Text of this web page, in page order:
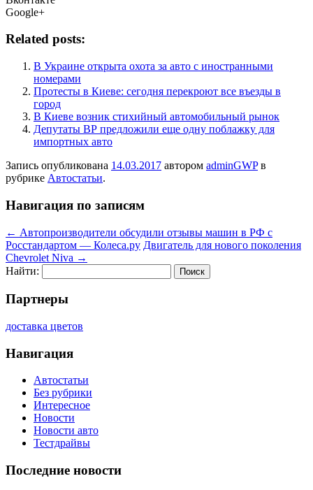
Google+
Related posts:
В Украине открыта охота за авто с иностранными
номерами
Протесты в Киеве: сегодня перекроют все въезды в
город
В Киеве возник стихийный автомобильный рынок
Депутаты ВР предложили еще одну поблажку для
импортных авто
Запись опубликована 14.03.2017 автором adminGWPв
рубрике Автостатьи.
Навигация по записям
← Автопроизводители обсудили отзывы машин в РФ с
Росстандартом — Колеса.ру Двигатель для нового поколения
Chevrolet Niva →
Найти:
Партнеры
доставка цветов
Навигация
Автостатьи
Без рубрики
Интересное
Новости
Новости авто
Тестдрайвы
Последние новости